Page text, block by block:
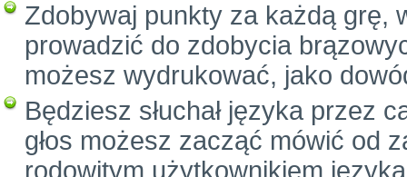
Zdobywaj punkty za każdą grę,
prowadzić do zdobycia
możesz wydrukować, jako
Będziesz słuchał języka przez
głos możesz zacząć mówić od
rodowitym użytkownikiem